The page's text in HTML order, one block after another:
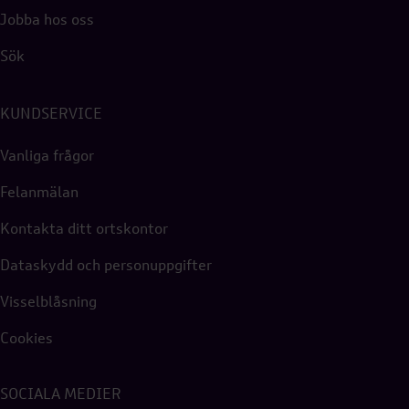
Jobba hos oss
Sök
KUNDSERVICE
Vanliga frågor
Felanmälan
Kontakta ditt ortskontor
Dataskydd och personuppgifter
Visselblåsning
Cookies
SOCIALA MEDIER